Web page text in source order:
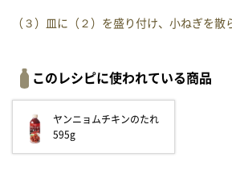
（３）皿に（２）を盛り付け、小ねぎを散
このレシピに使われている商品
ヤンニョムチキンのたれ
595g